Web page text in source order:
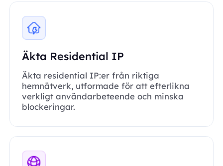
Äkta Residential IP
Äkta residential IP:er från riktiga
hemnätverk, utformade för att efterlikna
verkligt användarbeteende och minska
blockeringar.